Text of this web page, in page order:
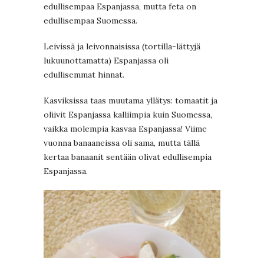
edullisempaa Espanjassa, mutta feta on
edullisempaa Suomessa.
Leivissä ja leivonnaisissa (tortilla-lättyjä
lukuunottamatta) Espanjassa oli
edullisemmat hinnat.
Kasviksissa taas muutama yllätys: tomaatit ja
oliivit Espanjassa kalliimpia kuin Suomessa,
vaikka molempia kasvaa Espanjassa! Viime
vuonna banaaneissa oli sama, mutta tällä
kertaa banaanit sentään olivat edullisempia
Espanjassa.